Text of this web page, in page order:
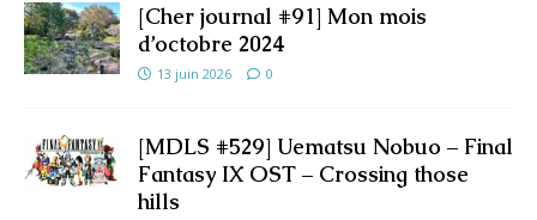
[Cher journal #91] Mon mois
d’octobre 2024
13 juin 2026 0
[MDLS #529] Uematsu Nobuo – Final
Fantasy IX OST – Crossing those
hills